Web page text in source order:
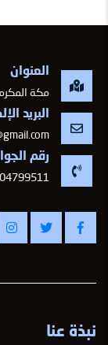
العنوان
مكة
البريد
رقم
نبذة عنا